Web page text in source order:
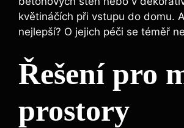
květináčích při vstupu do domu.
nejlepší? O jejich péči se téměř
Řešení pro
prostory